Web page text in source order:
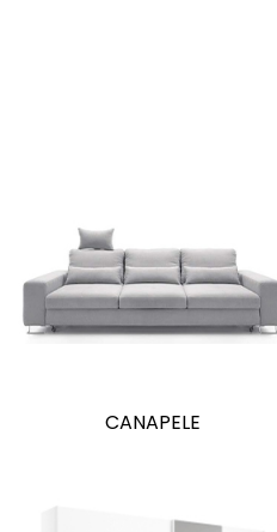
CANAPELE